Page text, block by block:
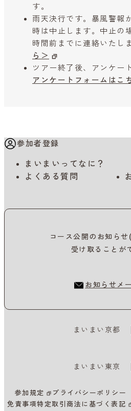
す。
雨天決行です。暴風警報
時は中止します。中止の
時間前までに連絡いたし
ら＞
ツアー終了後、アンケー
アンケートフォームはこ
参加者登録
まいまいってなに？
よくある質問
コース公開のお知ら
受け取ることが
お知らせメ
まいまい京都
まいまい東京
参加規定
プライバシーポリシー
免責事項特定取引商法に基づく表記